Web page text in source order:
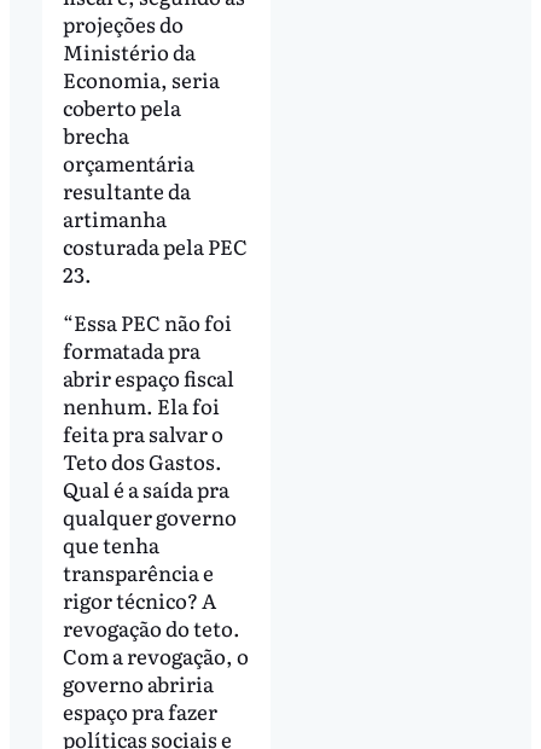
projeções do
Ministério da
Economia, seria
coberto pela
brecha
orçamentária
resultante da
artimanha
costurada pela PEC
23.
“Essa PEC não foi
formatada pra
abrir espaço fiscal
nenhum. Ela foi
feita pra salvar o
Teto dos Gastos.
Qual é a saída pra
qualquer governo
que tenha
transparência e
rigor técnico? A
revogação do teto.
Com a revogação, o
governo abriria
espaço pra fazer
políticas sociais e